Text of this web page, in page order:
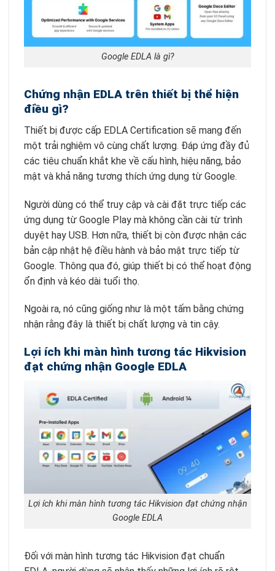
Google EDLA là gì?
Chứng nhận EDLA trên thiết bị thể hiện
điều gì?
Thiết bị được cấp EDLA Certification sẽ mang đến
một trải nghiệm vô cùng chất lượng. Đáp ứng đầy đủ
các tiêu chuẩn khắt khe về cấu hình, hiệu năng, bảo
mật và khả năng tương thích ứng dụng từ Google.
Người dùng có thể truy cập và cài đặt trực tiếp các
ứng dụng từ Google Play mà không cần cài từ trình
duyệt hay USB. Hơn nữa, thiết bị còn được nhận các
bản cập nhật hệ điều hành và bảo mật trực tiếp từ
Google. Thông qua đó, giúp thiết bị có thể hoạt động
ổn định và kéo dài tuổi thọ.
Ngoài ra, nó cũng giống như là một tấm bằng chứng
nhận rằng đây là thiết bị chất lượng và tin cậy.
Lợi ích khi màn hình tương tác Hikvision
đạt chứng nhận Google EDLA
Lợi ích khi màn hình tương tác Hikvision đạt chứng nhận
Google EDLA
Đối với màn hình tương tác Hikvision đạt chuẩn